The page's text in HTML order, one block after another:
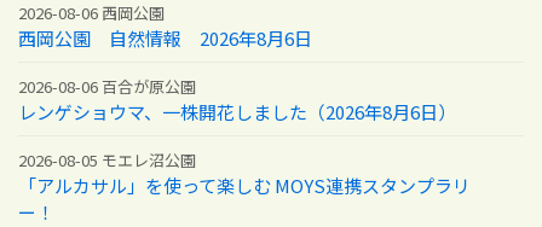
2026-08-06 西岡公園
西岡公園 自然情報 2026年8月6日
2026-08-06 百合が原公園
レンゲショウマ、一株開花しました（2026年8月6日）
2026-08-05 モエレ沼公園
「アルカサル」を使って楽しむ MOYS連携スタンプラリ
ー！